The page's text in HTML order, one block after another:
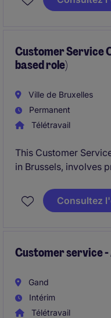
logistiek en zorg je
Customer Service
based role)
Ville de Bruxelles
Permanent
Télétravail
This Customer
in Brussels, involves
will handle order-to-
seamless customer
Consultez
Customer service -
Gand
Intérim
Télétravail